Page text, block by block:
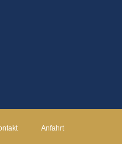
Anfahrt